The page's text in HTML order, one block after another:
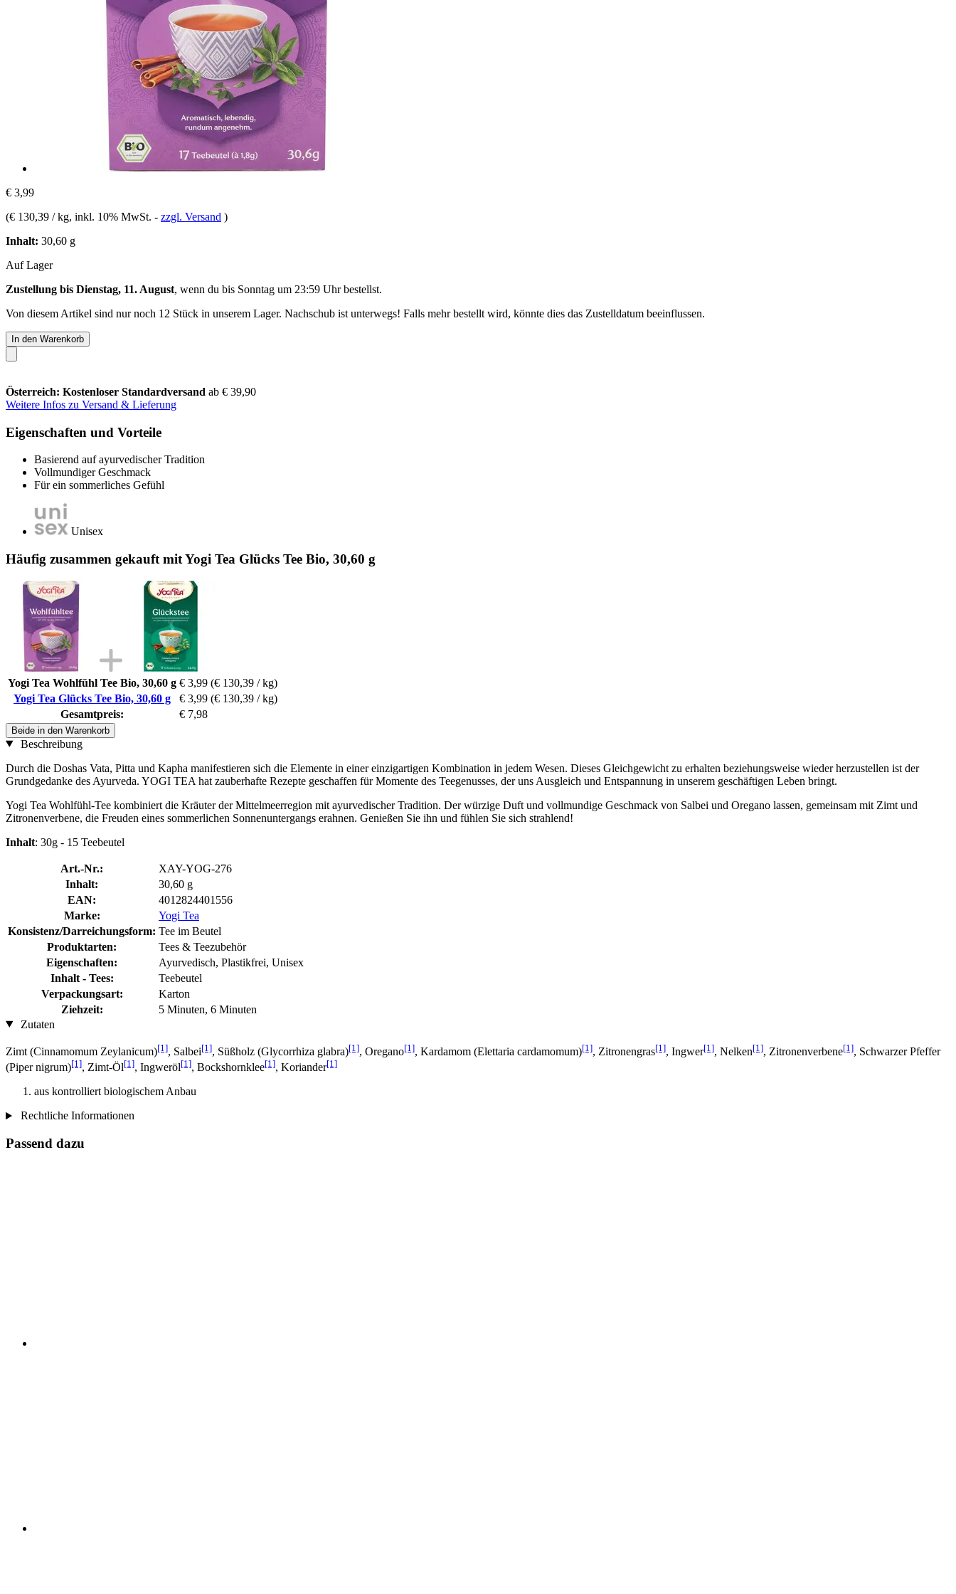
€ 3,99
(€ 130,39 / kg, inkl. 10% MwSt. - zzgl. Versand )
Inhalt: 30,60 g
Auf Lager
Zustellung bis Dienstag, 11. August, wenn du bis Sonntag um 23:59 Uhrbestellst.
Von diesem Artikel sind nur noch 12 Stück in unserem Lager. Nachschub ist unterwegs! Falls mehr bestellt wird, könnte dies das Zustelldatum beeinflussen.
In den Warenkorb
Österreich: Kostenloser Standardversand ab € 39,90
Weitere Infos zu Versand & Lieferung
Eigenschaften und Vorteile
Basierend auf ayurvedischer Tradition
Vollmundiger Geschmack
Für ein sommerliches Gefühl
Unisex
Häufig zusammen gekauft mit Yogi Tea Glücks Tee Bio, 30,60 g
Yogi Tea Wohlfühl Tee Bio, 30,60 g € 3,99 (€ 130,39 / kg)
Yogi Tea Glücks Tee Bio, 30,60 g
€ 3,99 (€ 130,39 / kg)
Gesamtpreis:
€ 7,98
Beide in den Warenkorb
Beschreibung
Durch die Doshas Vata, Pitta und Kapha manifestieren sich die Elemente in einer einzigartigen Kombination in jedem Wesen. Dieses Gleichgewicht zu erhalten beziehungsweise wieder herzustellen ist der
Grundgedanke des Ayurveda. YOGI TEA hat zauberhafte Rezepte geschaffen für Momente des Teegenusses, der uns Ausgleich und Entspannung in unserem geschäftigen Leben bringt.
Yogi Tea Wohlfühl-Tee kombiniert die Kräuter der Mittelmeerregion mit ayurvedischer Tradition. Der würzige Duft und vollmundige Geschmack von Salbei und Oregano lassen, gemeinsam mit Zimt und
Zitronenverbene, die Freuden eines sommerlichen Sonnenuntergangs erahnen. Genießen Sie ihn und fühlen Sie sich strahlend!
Inhalt: 30g - 15 Teebeutel
Art.-Nr.:
XAY-YOG-276
Inhalt:
30,60 g
EAN:
4012824401556
Marke:
Yogi Tea
Konsistenz/Darreichungsform: Tee im Beutel
Produktarten:
Tees & Teezubehör
Eigenschaften:
Ayurvedisch, Plastikfrei, Unisex
Inhalt - Tees:
Teebeutel
Verpackungsart:
Karton
Ziehzeit:
5 Minuten, 6 Minuten
Zutaten
Zimt (Cinnamomum Zeylanicum)[1], Salbei[1], Süßholz (Glycorrhiza glabra)[1], Oregano[1], Kardamom (Elettaria cardamomum)[1], Zitronengras[1], Ingwer[1], Nelken[1], Zitronenverbene[1], Schwarzer Pfeffer
(Piper nigrum)[1], Zimt-Öl[1], Ingweröl[1], Bockshornklee[1], Koriander[1]
aus kontrolliert biologischem Anbau
Rechtliche Informationen
Passend dazu